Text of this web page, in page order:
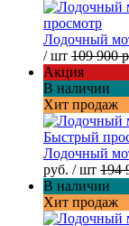
просмотр
Лодочный
/ шт 109 900
Акция
В наличии
Хит продаж
Быстрый
Лодочный
руб. / шт 194
В наличии
Хит продаж